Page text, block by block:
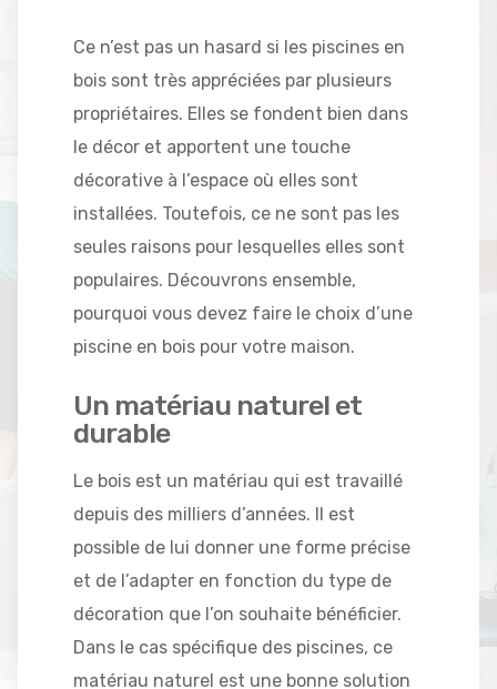
Ce n’est pas un hasard si les piscines en
bois sont très appréciées par plusieurs
propriétaires. Elles se fondent bien dans
le décor et apportent une touche
décorative à l’espace où elles sont
installées. Toutefois, ce ne sont pas les
seules raisons pour lesquelles elles sont
populaires. Découvrons ensemble,
pourquoi vous devez faire le choix d’une
piscine en bois pour votre maison.
Un matériau naturel et
durable
Le bois est un matériau qui est travaillé
depuis des milliers d’années. Il est
possible de lui donner une forme précise
et de l’adapter en fonction du type de
décoration que l’on souhaite bénéficier.
Dans le cas spécifique des piscines, ce
matériau naturel est une bonne solution